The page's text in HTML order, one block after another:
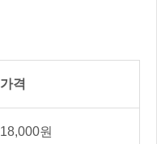
가격
18,000원